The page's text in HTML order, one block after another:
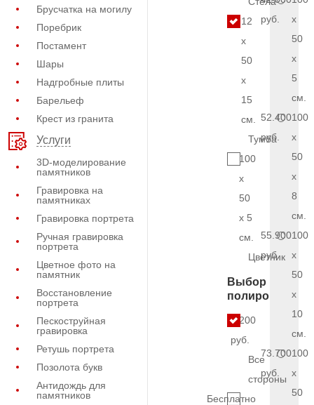
Брусчатка на могилу
Поребрик
Постамент
Шары
Надгробные плиты
Барельеф
Крест из гранита
Услуги
3D-моделирование
памятников
Гравировка на
памятниках
Гравировка портрета
Ручная гравировка
портрета
Цветное фото на
памятник
Восстановление
портрета
Пескоструйная
гравировка
Ретушь портрета
Позолота букв
Антидождь для
памятников
12
x
50
x
15
см.
Тумба
100
x
50
x 5
см.
Цветник
Выбор
полировки
4.200
руб.
Все
стороны
Бесплатно
руб.
x
50
x
5
см.
52.400
руб.
100
x
50
x
8
см.
55.900
руб.
100
x
50
x
10
см.
73.700
руб.
100
x
50